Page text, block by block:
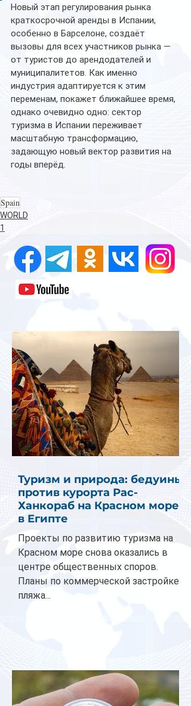
Новый этап регулирования рынка
краткосрочной аренды в Испании,
особенно в Барселоне, создаёт
вызовы для всех участников рынка —
от туристов до арендодателей и
муниципалитетов. Как именно
индустрия адаптируется к этим
переменам, покажет ближайшее время,
однако очевидно одно: сектор
туризма в Испании переживает
масштабную трансформацию,
задающую новый вектор развития на
годы вперёд.
Spain
WORLD
1
Туризм и природа: бедуины
против курорта Рас-
Ханкораб на Красном море
в Египте
Проекты по развитию туризма на
Красном море снова оказались в
центре общественных споров.
Планы по коммерческой застройке
пляжа...